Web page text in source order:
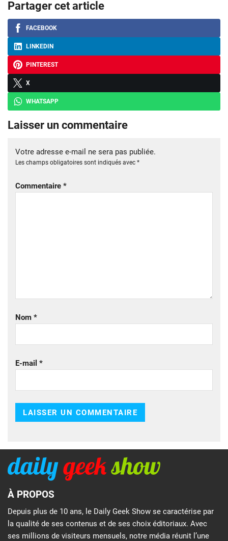
Partager cet article
FACEBOOK
LINKEDIN
PINTEREST
X
WHATSAPP
Laisser un commentaire
Votre adresse e-mail ne sera pas publiée.
Les champs obligatoires sont indiqués avec *
Commentaire *
Nom *
E-mail *
À PROPOS
Depuis plus de 10 ans, le Daily Geek Show se caractérise par
la qualité de ses contenus et de ses choix éditoriaux. Avec
ses millions de visiteurs mensuels, notre média réunit l’une